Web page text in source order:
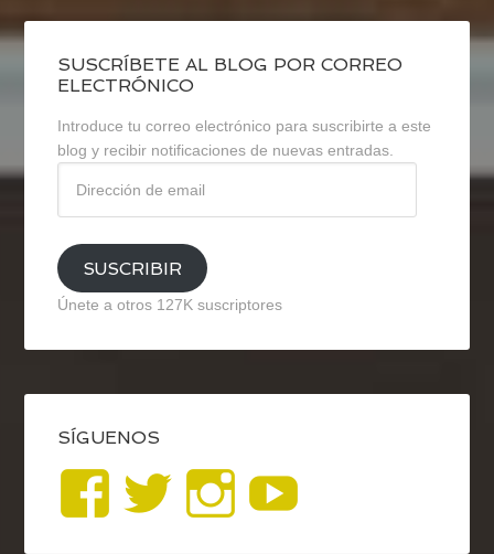
SUSCRÍBETE AL BLOG POR CORREO
ELECTRÓNICO
Introduce tu correo electrónico para suscribirte a este
blog y recibir notificaciones de nuevas entradas.
email
SUSCRIBIR
Únete a otros 127K suscriptores
SÍGUENOS
VerVerVer